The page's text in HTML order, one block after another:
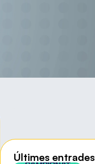
Últimes entrades